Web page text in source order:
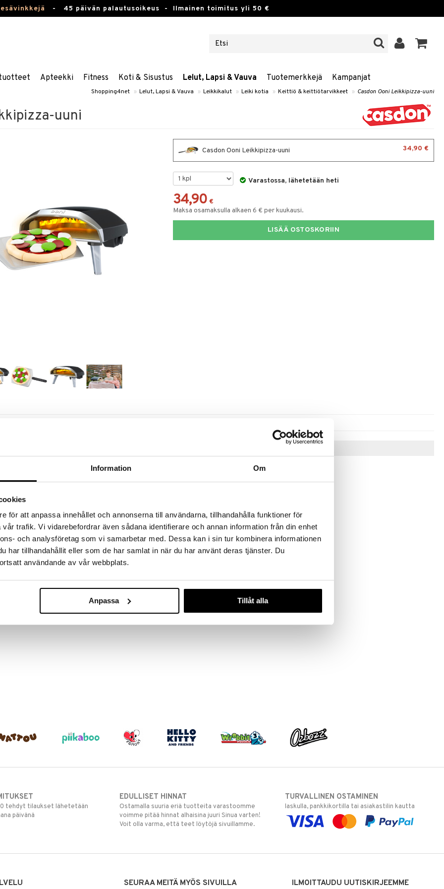
Information Om
för att anpassa innehållet och annonserna till användarna, tillhandahålla funktioner för
trafik. Vi vidarebefordrar även sådana identifierare och annan information från din enhet
och analysföretag som vi samarbetar med. Dessa kan i sin tur kombinera informationen
har tillhandahållit eller som de har samlat in när du har använt deras tjänster. Du
användande av vår webbplats.
Anpassa Tillåt alla
- 45 päivän palautusoikeus - Ilmainen toimitus yli 50 €
Apteekki Fitness Koti & Sisustus Lelut, Lapsi & Vauva Tuotemerkkejä Kampanjat
Shopping4net » Lelut, Lapsi & Vauva » Leikkikalut » Leiki kotia » Keittiö & keittiötarvikkeet » Casdon Ooni Leikkipizza-uuni
uuni
Casdon Ooni Leikkipizza-uuni 34,90 €
Varastossa, lähetetään heti
34,90 €
Maksa osamaksulla alkaen 6 € per kuukausi.
LISÄÄ OSTOSKORIIN
tehdä löytöjä suuresta ALEstamme. Juuri
hinnoilla!
31.8.2026 asti mutta ole nopea -
ale-löydöt »
Käynnistä pizzauuni ja sisäpuoli valaistuu
20,90 €
tehdyt tilaukset lähetetään
päivänä
EDULLISET HINNAT
Ostamalla suuria eriä tuotteita varastoomme
voimme pitää hinnat alhaisina juuri Sinua varten!
Voit olla varma, että teet löytöjä sivuillamme.
TURVALLINEN OSTAMINEN
laskulla, pankkikortilla tai asiakastilin kautta
SEURAA MEITÄ MYÖS SIVUILLA
ILMOITTAUDU UUTISKIRJEEMME